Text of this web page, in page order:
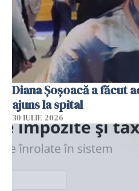
Diana Șoșoacă a făcut
ajuns la spital
30 IULIE 2026